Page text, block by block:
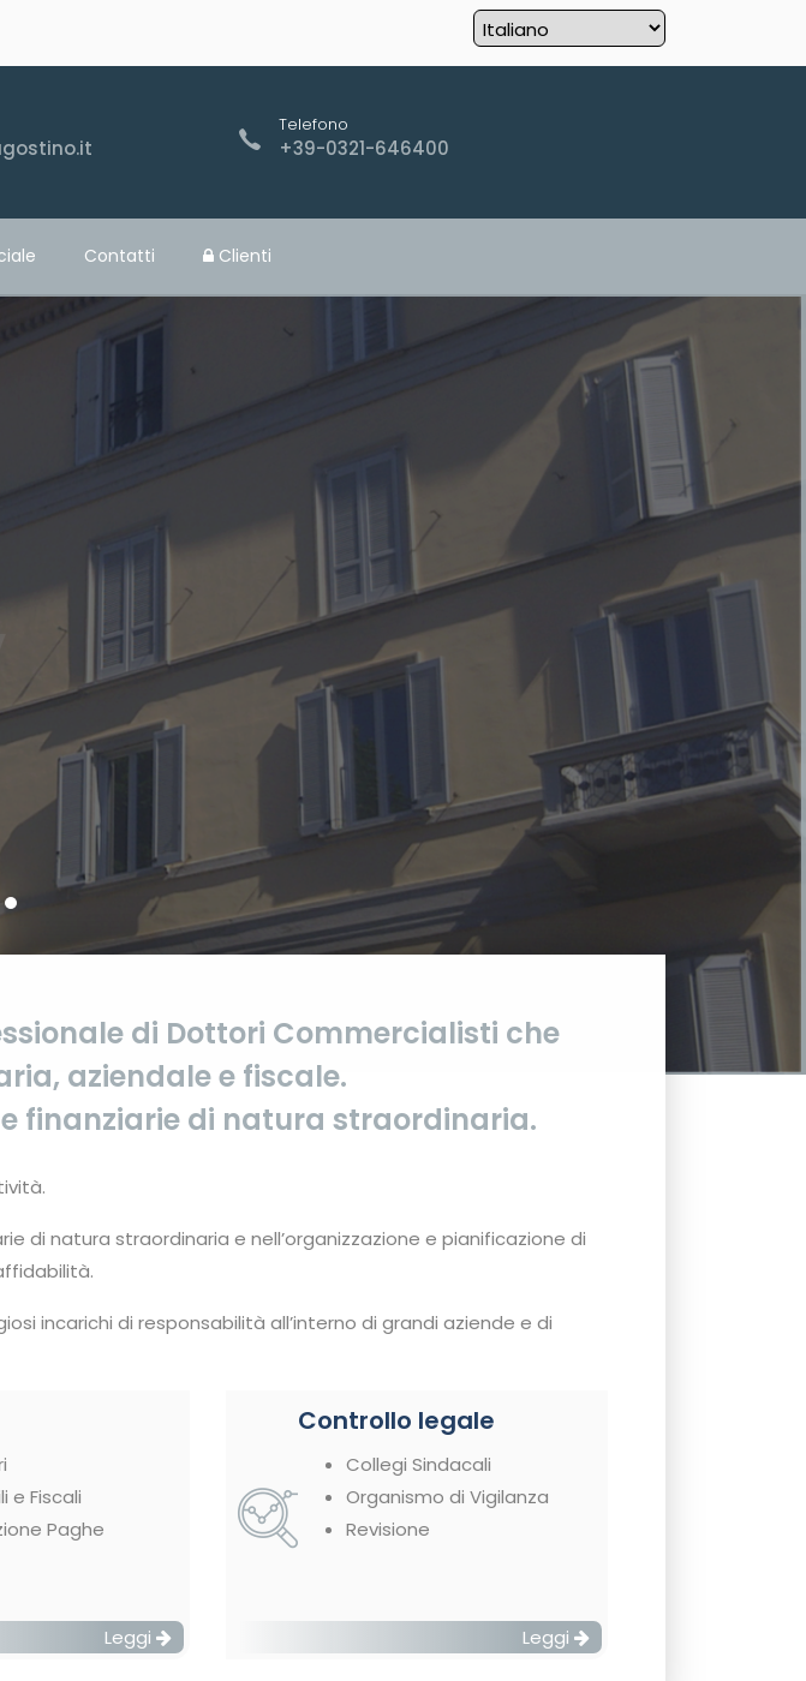
Telefono
+39-0321-646400
Contatti Clienti
di Dottori Commercialisti che
aziendale e fiscale.
finanziarie di natura straordinaria.
di natura straordinaria e nell’organizzazione e pianificazione di
incarichi di responsabilità all’interno di grandi aziende e di
e Fiscali
Paghe
Leggi
Controllo legale
Collegi Sindacali
Organismo di Vigilanza
Revisione
Leggi